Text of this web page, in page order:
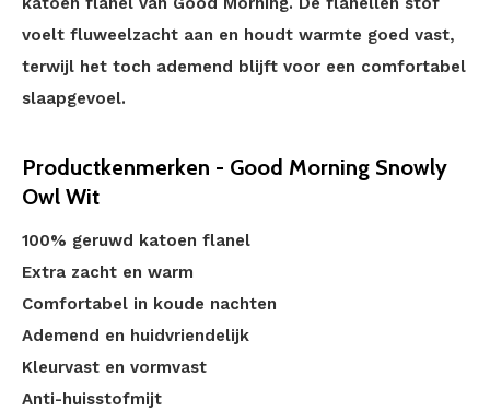
voelt fluweelzacht aan en houdt warmte goed vast,
terwijl het toch ademend blijft voor een comfortabel
slaapgevoel.
Productkenmerken - Good Morning Snowly
Owl Wit
100% geruwd katoen flanel
Extra zacht en warm
Comfortabel in koude nachten
Ademend en huidvriendelijk
Kleurvast en vormvast
Anti-huisstofmijt